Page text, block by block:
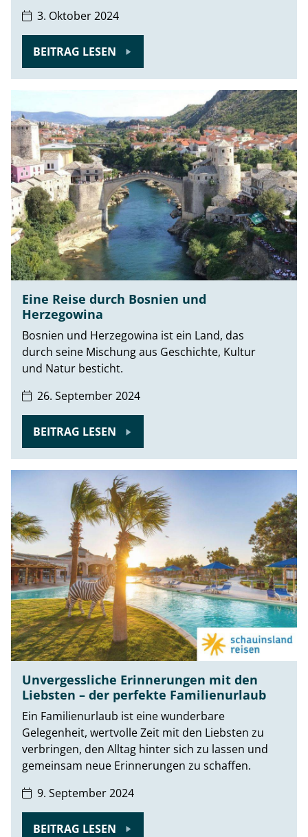
3. Oktober 2024
BEITRAG LESEN
Eine Reise durch Bosnien und
Herzegowina
Bosnien und Herzegowina ist ein Land, das
durch seine Mischung aus Geschichte, Kultur
und Natur besticht.
26. September 2024
BEITRAG LESEN
Unvergessliche Erinnerungen mit den
Liebsten – der perfekte Familienurlaub
Ein Familienurlaub ist eine wunderbare
Gelegenheit, wertvolle Zeit mit den Liebsten zu
verbringen, den Alltag hinter sich zu lassen und
gemeinsam neue Erinnerungen zu schaffen.
9. September 2024
BEITRAG LESEN